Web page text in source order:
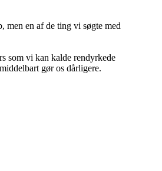
men en af de ting vi søgte med
som vi kan kalde rendyrkede
gør os dårligere.